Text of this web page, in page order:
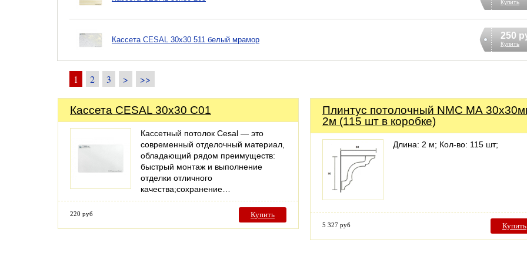
Купить
Кассета CESAL 30х30 511 белый мрамор 250
Купить
1 2 3 > >>
Кассета CESAL 30х30 C01
Кассетный потолок Cesal — это
современный отделочный материал,
обладающий рядом преимуществ:
быстрый монтаж и выполнение
отделки отличного
качества;сохранение…
220 руб Купить
Плинтус потолочный NMC МА
2м (115 шт в коробке)
Длина: 2 м; Кол-во: 115 шт;
5 327 руб Купить